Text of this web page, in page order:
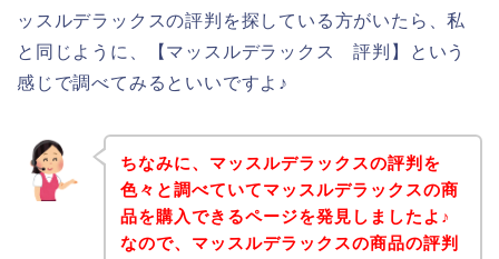
ッスルデラックスの評判を探している方がいたら、私
と同じように、【マッスルデラックス 評判】という
感じで調べてみるといいですよ♪
ちなみに、マッスルデラックスの評判を
色々と調べていてマッスルデラックスの商
品を購入できるページを発見しましたよ♪
なので、マッスルデラックスの商品の評判